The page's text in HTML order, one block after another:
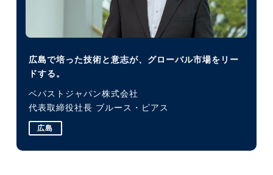
広島で培った技術と意志が、グローバル市場をリー
ドする。
ベバストジャパン株式会社
代表取締役社長 ブルース・ピアス
広島